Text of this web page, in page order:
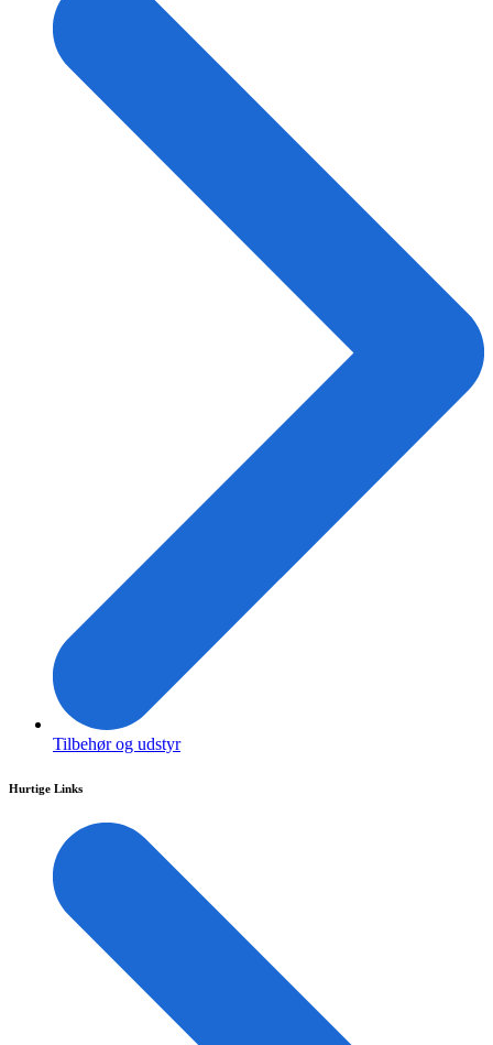
Tilbehør og udstyr
Hurtige Links